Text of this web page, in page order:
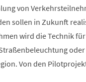
von
sollen in Zukunft
wird die Technik
Von den